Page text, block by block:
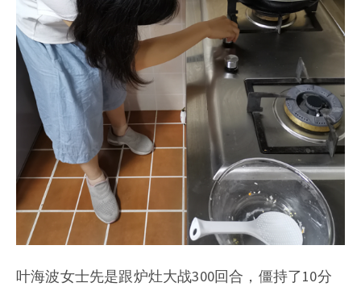
叶海波女士先是跟炉灶大战300回合，僵持了10分